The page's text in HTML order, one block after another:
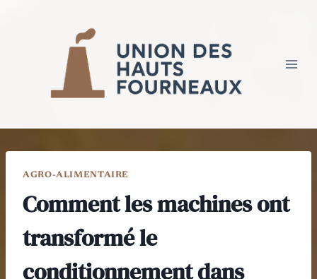
AGRO-ALIMENTAIRE
Comment les machines ont
transformé le
conditionnement dans